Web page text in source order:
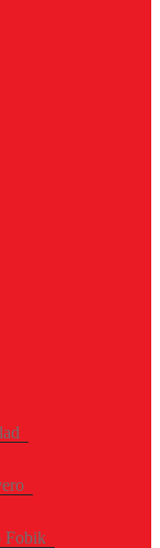
Fobik